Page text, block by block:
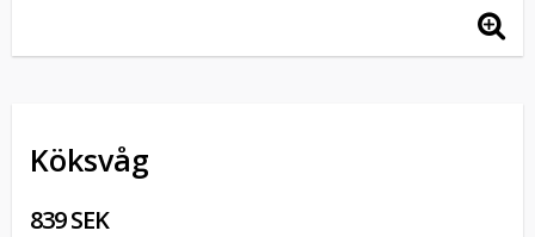
Köksvåg
839 SEK